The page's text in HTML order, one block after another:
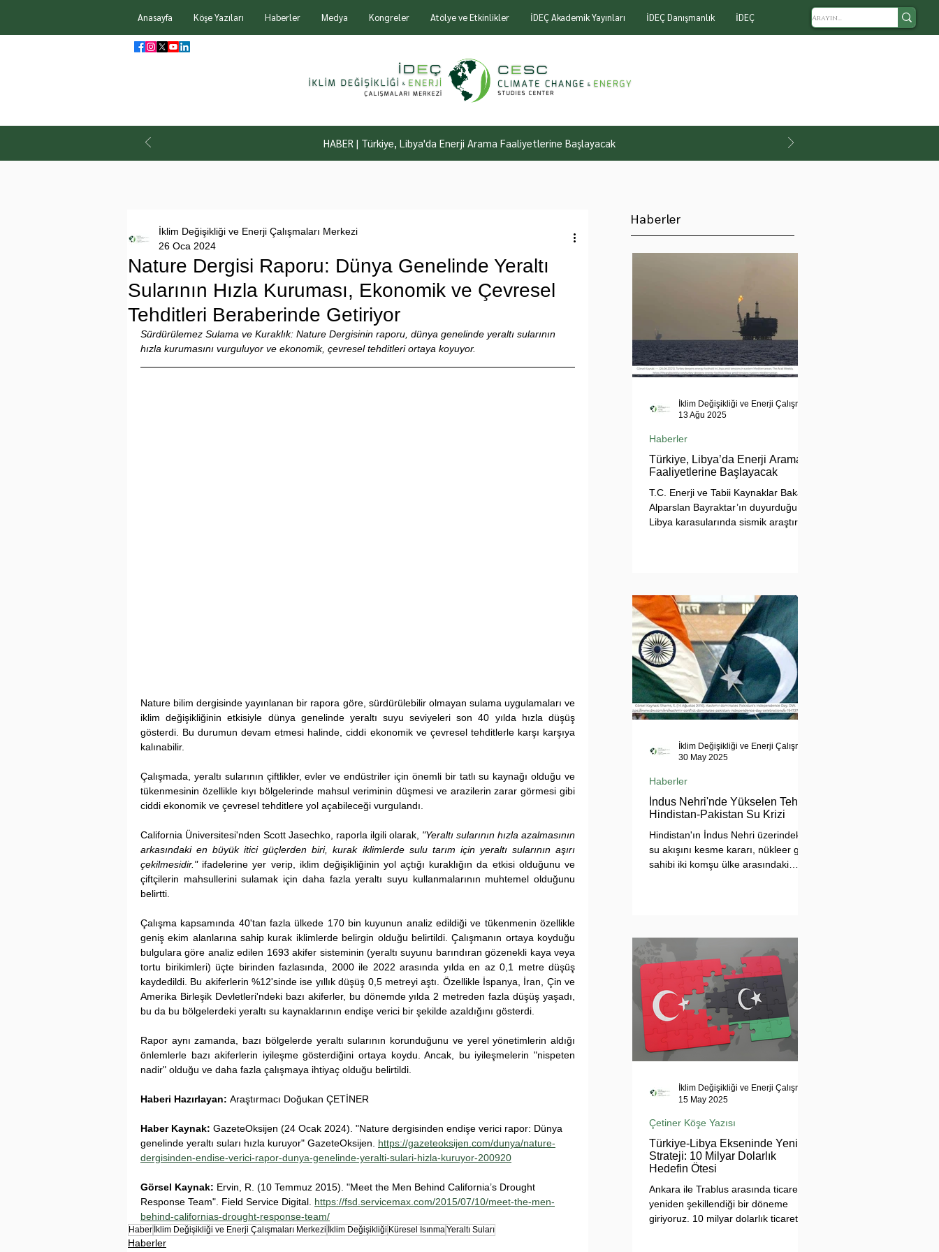
Anasayfa Köşe Yazıları Haberler Medya Kongreler Atölye ve Etkinlikler İDEÇ Akademik Yayınları İDEÇ Danışmanlık İDEÇ
HABER | Türkiye, Libya'da Enerji Arama Faaliyetlerine Başlayacak
Nature Dergisi Raporu: Dünya Genelinde Yeraltı
Sularının Hızla Kuruması, Ekonomik ve Çevresel
Tehditleri Beraberinde Getiriyor
İklim Değişikliği ve Enerji Çalışmaları Merkezi
26 Oca 2024
Sürdürülemez Sulama ve Kuraklık: Nature Dergisinin raporu, dünya genelinde yeraltı sularının
hızla kurumasını vurguluyor ve ekonomik, çevresel tehditleri ortaya koyuyor.
Nature bilim dergisinde yayınlanan bir rapora göre, sürdürülebilir olmayan sulama uygulamaları ve
iklim değişikliğinin etkisiyle dünya genelinde yeraltı suyu seviyeleri son 40 yılda hızla düşüş
gösterdi. Bu durumun devam etmesi halinde, ciddi ekonomik ve çevresel tehditlerle karşı karşıya
kalınabilir.
Çalışmada, yeraltı sularının çiftlikler, evler ve endüstriler için önemli bir tatlı su kaynağı olduğu ve
tükenmesinin özellikle kıyı bölgelerinde mahsul veriminin düşmesi ve arazilerin zarar görmesi gibi
ciddi ekonomik ve çevresel tehditlere yol açabileceği vurgulandı.
California Üniversitesi'nden Scott Jasechko, raporla ilgili olarak, "Yeraltı sularının hızla azalmasının
arkasındaki en büyük itici güçlerden biri, kurak iklimlerde sulu tarım için yeraltı sularının aşırı
çekilmesidir." ifadelerine yer verip, iklim değişikliğinin yol açtığı kuraklığın da etkisi olduğunu ve
çiftçilerin mahsullerini sulamak için daha fazla yeraltı suyu kullanmalarının muhtemel olduğunu
belirtti.
Çalışma kapsamında 40'tan fazla ülkede 170 bin kuyunun analiz edildiği ve tükenmenin özellikle
geniş ekim alanlarına sahip kurak iklimlerde belirgin olduğu belirtildi. Çalışmanın ortaya koyduğu
bulgulara göre analiz edilen 1693 akifer sisteminin (yeraltı suyunu barındıran gözenekli kaya veya
tortu birikimleri) üçte birinden fazlasında, 2000 ile 2022 arasında yılda en az 0,1 metre düşüş
kaydedildi. Bu akiferlerin %12'sinde ise yıllık düşüş 0,5 metreyi aştı. Özellikle İspanya, İran, Çin ve
Amerika Birleşik Devletleri'ndeki bazı akiferler, bu dönemde yılda 2 metreden fazla düşüş yaşadı,
bu da bu bölgelerdeki yeraltı su kaynaklarının endişe verici bir şekilde azaldığını gösterdi.
Rapor aynı zamanda, bazı bölgelerde yeraltı sularının korunduğunu ve yerel yönetimlerin aldığı
önlemlerle bazı akiferlerin iyileşme gösterdiğini ortaya koydu. Ancak, bu iyileşmelerin "nispeten
nadir" olduğu ve daha fazla çalışmaya ihtiyaç olduğu belirtildi.
Haberi Hazırlayan: Araştırmacı Doğukan ÇETİNER
Haber Kaynak: GazeteOksijen (24 Ocak 2024). "Nature dergisinden endişe verici rapor: Dünya
genelinde yeraltı suları hızla kuruyor" GazeteOksijen. https://gazeteoksijen.com/dunya/nature-
dergisinden-endise-verici-rapor-dunya-genelinde-yeralti-sulari-hizla-kuruyor-200920
Görsel Kaynak: Ervin, R. (10 Temmuz 2015). "Meet the Men Behind California’s Drought
Response Team". Field Service Digital. https://fsd.servicemax.com/2015/07/10/meet-the-men-
behind-californias-drought-response-team/
Haber İklim Değişikliği ve Enerji Çalışmaları Merkezi İklim Değişikliği Küresel Isınma Yeraltı Suları
Haberler
Haberler
Türkiye, Libya’da Enerji Arama
Faaliyetlerine Başlayacak
T.C. Enerji ve Tabii Kaynaklar Bakanı
Alparslan Bayraktar’ın duyurduğu
Libya karasularında sismik araştırma
Haberler
13 Ağu 2025
İndus Nehri'nde Yükselen Tehdit:
Hindistan-Pakistan Su Krizi
Hindistan'ın İndus Nehri üzerindeki
su akışını kesme kararı, nükleer güç
sahibi iki komşu ülke arasındaki
suyu teminini ve enerji güvenliğini
tehdit ediyor. Uzmanlar, suyun
çatışma değil, işbirliği aracı olması
gerektiğini vurgularken, krizin
bölgesel barışı ve çevresel güvenliği
tehdit ettiğine dikkat çekiyor.
Haberler
30 May 2025
Türkiye-Libya Ekseninde Yeni
Strateji: 10 Milyar Dolarlık
Hedefin Ötesi
Ankara ile Trablus arasında ticaretin
yeniden şekillendiği bir döneme
giriyoruz. 10 milyar dolarlık ticaret
Çetiner Köşe Yazısı
15 May 2025